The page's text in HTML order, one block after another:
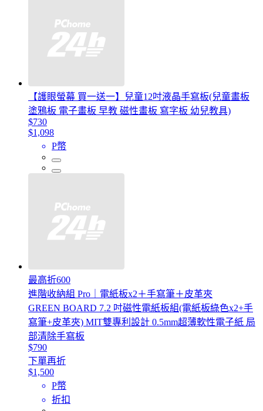
【護眼螢幕 買一送一】兒童12吋液晶手寫板(兒童畫板
塗鴉板 電子畫板 早教 磁性畫板 寫字板 幼兒教具)
$730
$1,098
P幣
最高折600
進階收納組 Pro｜電紙板x2＋手寫筆＋皮革夾
GREEN BOARD 7.2 吋磁性電紙板組(電紙板綠色x2+手
寫筆+皮革夾) MIT雙專利設計 0.5mm超薄軟性電子紙 局
部清除手寫板
$790
下單再折
$1,500
P幣
折扣